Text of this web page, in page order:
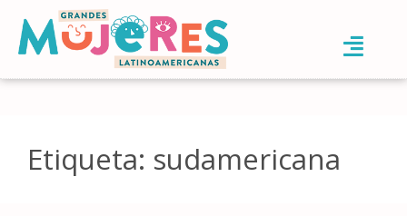
Etiqueta: sudamericana